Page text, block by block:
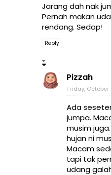
Jarang dah nak
Pernah makan
rendang. Sedap!
Reply
Pizzah
Friday, October
Ada
jumpa.
musim
hujan ni
Macam
tapi tak
udang